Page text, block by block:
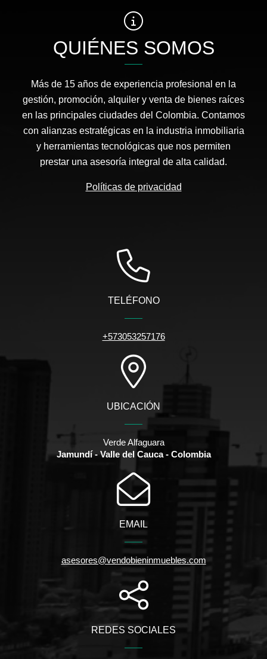
QUIÉNES SOMOS
Más de 15 años de experiencia profesional en la
gestión, promoción, alquiler y venta de bienes raíces
en las principales ciudades del Colombia. Contamos
con alianzas estratégicas en la industria inmobiliaria
y herramientas tecnológicas que nos permiten
prestar una asesoría integral de alta calidad.
Políticas de privacidad
TELÉFONO
+573053257176
UBICACIÓN
Verde Alfaguara
Jamundí - Valle del Cauca - Colombia
EMAIL
asesores@vendobieninmuebles.com
REDES SOCIALES